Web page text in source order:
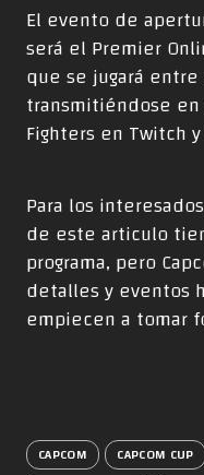
El evento de
será el Premier
que se jugará
transmitiéndose en
Fighters en Twitch
Para los
de este articulo
programa, pero
detalles y eventos
empiecen a tomar
CAPCOM CAPCOM CUP